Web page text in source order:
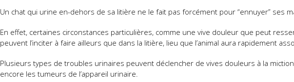
Un chat qui urine en-dehors de sa litière ne le fait pas forcément pour “ennuyer” ses
En effet, certaines circonstances particulières, comme une vive douleur que peut
peuvent l’inciter à faire ailleurs que dans la litière, lieu que l’animal aura rapidement
Plusieurs types de troubles urinaires peuvent déclencher de vives douleurs à la
encore les tumeurs de l’appareil urinaire.